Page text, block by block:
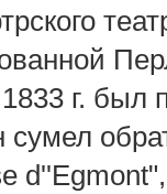
г. был
сумел